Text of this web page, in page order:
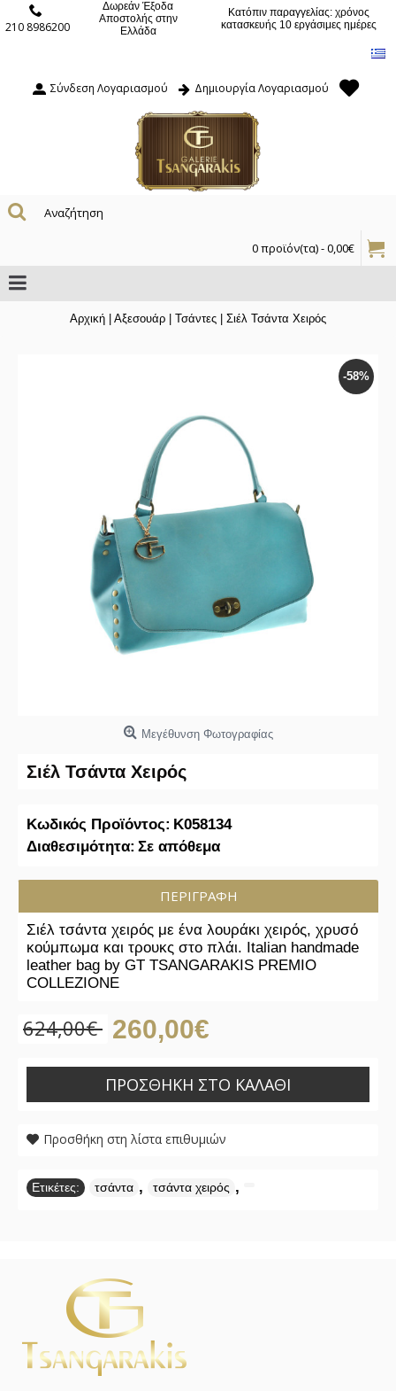
210 8986200
Δωρεάν Έξοδα
Αποστολής στην
Ελλάδα
Κατόπιν παραγγελίας: χρόνος
κατασκευής 10 εργάσιμες ημέρες
Σύνδεση Λογαριασμού Δημιουργία Λογαριασμού
0 προϊόν(τα) - 0,00€
Αρχική | Αξεσουάρ | Τσάντες | Σιέλ Τσάντα Χειρός
-58%
Μεγέθυνση Φωτογραφίας
Σιέλ Τσάντα Χειρός
Κωδικός Προϊόντος: K058134
Διαθεσιμότητα: Σε απόθεμα
ΠΕΡΙΓΡΑΦΉ
Σιέλ τσάντα χειρός με ένα λουράκι χειρός, χρυσό
κούμπωμα και τρουκς στο πλάι. Italian handmade
leather bag by GT TSANGARAKIS PREMIO
COLLEZIONE
624,00€ 260,00€
ΠΡΟΣΘΉΚΗ ΣΤΟ ΚΑΛΆΘΙ
Προσθήκη στη λίστα επιθυμιών
Ετικέτες: τσάντα , τσάντα χειρός ,